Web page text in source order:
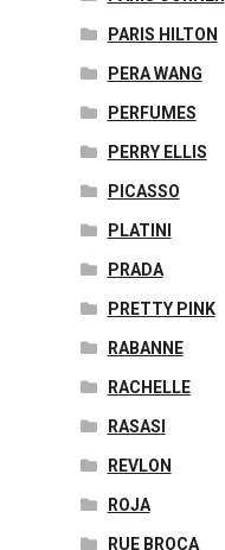
PARIS HILTON
PERA WANG
PERFUMES
PERRY ELLIS
PICASSO
PLATINI
PRADA
PRETTY PINK
RABANNE
RACHELLE
RASASI
REVLON
ROJA
RUE BROCA